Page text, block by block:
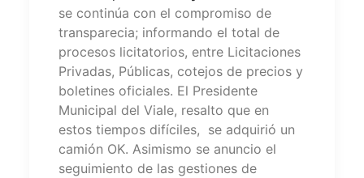
se continúa con el compromiso de
transparecia; informando el total de
procesos licitatorios, entre Licitaciones
Privadas, Públicas, cotejos de precios y
boletines oficiales. El Presidente
Municipal del Viale, resalto que en
estos tiempos difíciles, se adquirió un
camión OK. Asimismo se anuncio el
seguimiento de las gestiones de